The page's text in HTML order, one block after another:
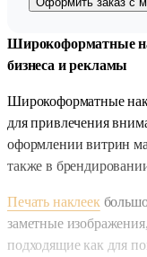
Широкоформатные
бизнеса и рекламы
Широкоформатные
для привлечения
оформлении витрин
также в
Печать наклеек
заметные
подходящие как для